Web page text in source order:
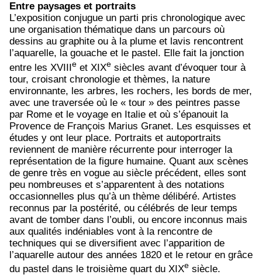
Entre paysages et portraits
L’exposition conjugue un parti pris chronologique avec
une organisation thématique dans un parcours où
dessins au graphite ou à la plume et lavis rencontrent
l’aquarelle, la gouache et le pastel. Elle fait la jonction
entre les XVIIIe et XIXe siècles avant d’évoquer tour à
tour, croisant chronologie et thèmes, la nature
environnante, les arbres, les rochers, les bords de mer,
avec une traversée où le « tour » des peintres passe
par Rome et le voyage en Italie et où s’épanouit la
Provence de François Marius Granet. Les esquisses et
études y ont leur place. Portraits et autoportraits
reviennent de manière récurrente pour interroger la
représentation de la figure humaine. Quant aux scènes
de genre très en vogue au siècle précédent, elles sont
peu nombreuses et s’apparentent à des notations
occasionnelles plus qu’à un thème délibéré. Artistes
reconnus par la postérité, ou célébrés de leur temps
avant de tomber dans l’oubli, ou encore inconnus mais
aux qualités indéniables vont à la rencontre de
techniques qui se diversifient avec l’apparition de
l’aquarelle autour des années 1820 et le retour en grâce
du pastel dans le troisième quart du XIXe siècle.